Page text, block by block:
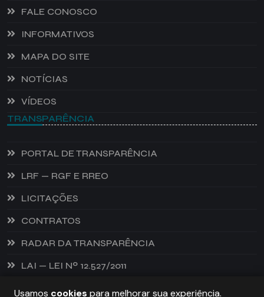
FALE CONOSCO
INFORMATIVOS
MAPA DO SITE
NOTÍCIAS
VÍDEOS
TRANSPARÊNCIA
PORTAL DE TRANSPARÊNCIA
LRF — RGF E RREO
LICITAÇÕES
CONTRATOS
RADAR DA TRANSPARÊNCIA
LAI — LEI Nº 12.527/2011
Usamos cookies para melhorar sua experiência.